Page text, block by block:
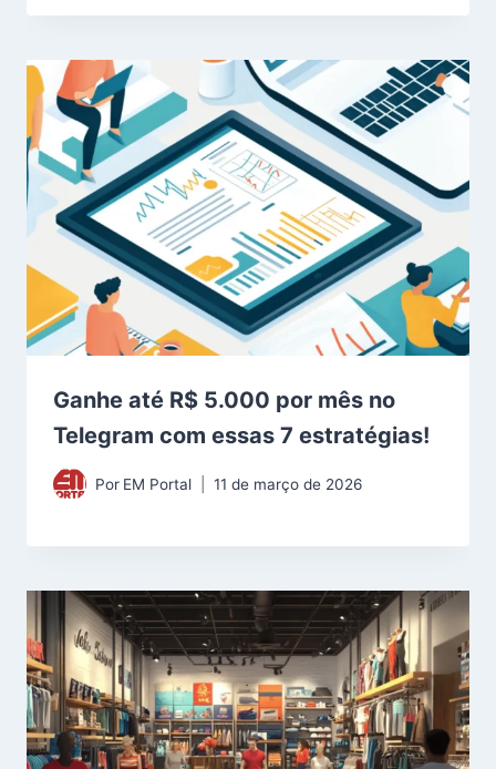
Ganhe até R$ 5.000 por mês no
Telegram com essas 7 estratégias!
Por EM Portal 11 de março de 2026